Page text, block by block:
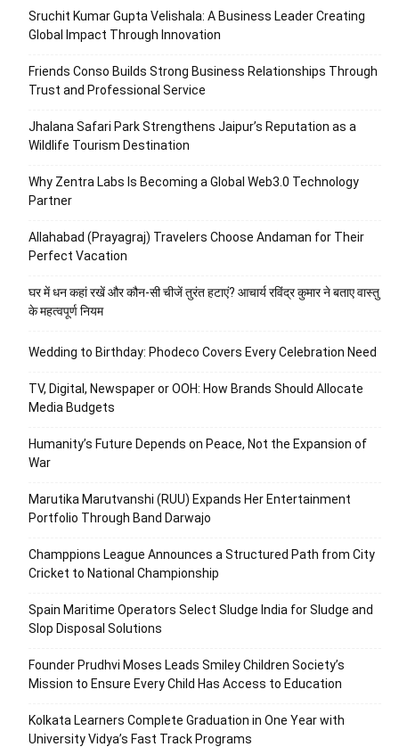
Sruchit Kumar Gupta Velishala: A Business Leader Creating
Global Impact Through Innovation
Friends Conso Builds Strong Business Relationships Through
Trust and Professional Service
Jhalana Safari Park Strengthens Jaipur’s Reputation as a
Wildlife Tourism Destination
Why Zentra Labs Is Becoming a Global Web3.0 Technology
Partner
Allahabad (Prayagraj) Travelers Choose Andaman for Their
Perfect Vacation
घर में धन कहां रखें और कौन-सी चीजें तुरंत हटाएं? आचार्य रविंद्र कुमार ने बताए वास्तु
के महत्वपूर्ण नियम
Wedding to Birthday: Phodeco Covers Every Celebration Need
TV, Digital, Newspaper or OOH: How Brands Should Allocate
Media Budgets
Humanity’s Future Depends on Peace, Not the Expansion of
War
Marutika Marutvanshi (RUU) Expands Her Entertainment
Portfolio Through Band Darwajo
Champpions League Announces a Structured Path from City
Cricket to National Championship
Spain Maritime Operators Select Sludge India for Sludge and
Slop Disposal Solutions
Founder Prudhvi Moses Leads Smiley Children Society’s
Mission to Ensure Every Child Has Access to Education
Kolkata Learners Complete Graduation in One Year with
University Vidya’s Fast Track Programs